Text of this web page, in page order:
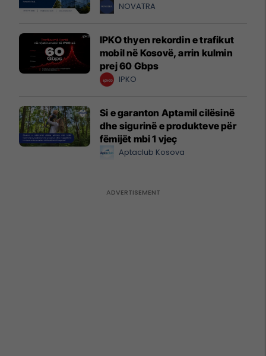
NOVATRA
IPKO thyen rekordin e trafikut
mobil në Kosovë, arrin kulmin
prej 60 Gbps
IPKO
Si e garanton Aptamil cilësinë
dhe sigurinë e produkteve për
fëmijët mbi 1 vjeç
Aptaclub Kosova